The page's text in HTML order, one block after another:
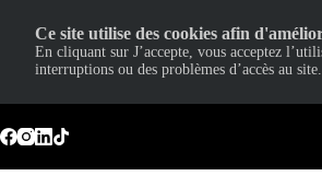
au
contenu
Ce site utilise des cookies afin
En cliquant sur J’accepte, vous acceptez
interruptions ou des problèmes d’accès au site.